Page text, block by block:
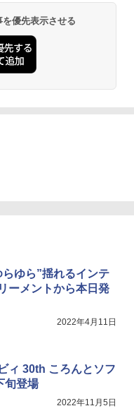
優先表示させる
ゆら”揺れるインテ
ーメントから本日発
2022年4月11日
ィ 30th ころんとソフ
旬登場
2022年11月5日